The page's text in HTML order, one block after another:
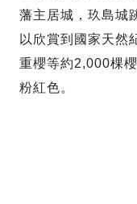
藩主居城，玖島城
以欣賞到國家天然
重櫻等約2,000棵
粉紅色。